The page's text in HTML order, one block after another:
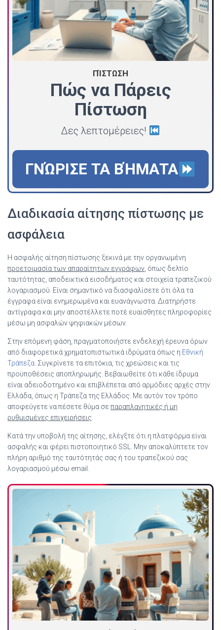
ΠΊΣΤΩΣΗ
Πώς να Πάρεις
Πίστωση
Δες λεπτομέρειες!
ΓΝΏΡΙΣΕ ΤΑ ΒΉΜΑΤΑ
Διαδικασία αίτησης πίστωσης με
ασφάλεια
Η ασφαλής αίτηση πίστωσης ξεκινά με την οργανωμένη
προετοιμασία των απαραίτητων εγγράφων, όπως δελτίο
ταυτότητας, αποδεικτικά εισοδήματος και στοιχεία τραπεζικού
λογαριασμού. Είναι σημαντικό να διασφαλίσετε ότι όλα τα
έγγραφα είναι ενημερωμένα και ευανάγνωστα. Διατηρήστε
αντίγραφα και μην αποστέλλετε ποτέ ευαίσθητες πληροφορίες
μέσω μη ασφαλών ψηφιακών μέσων.
Στην επόμενη φάση, πραγματοποιήστε ενδελεχή έρευνα όρων
από διαφορετικά χρηματοπιστωτικά ιδρύματα όπως η Εθνική
Τράπεζα. Συγκρίνετε τα επιτόκια, τις χρεώσεις και τις
προϋποθέσεις αποπληρωμής. Βεβαιωθείτε ότι κάθε ίδρυμα
είναι αδειοδοτημένο και επιβλέπεται από αρμόδιες αρχές στην
Ελλάδα, όπως η Τράπεζα της Ελλάδος. Με αυτόν τον τρόπο
αποφεύγετε να πέσετε θύμα σε παραπλανητικές ή μη
ρυθμισμένες επιχειρήσεις.
Κατά την υποβολή της αίτησης, ελέγξτε ότι η πλατφόρμα είναι
ασφαλής και φέρει πιστοποιητικό SSL. Μην αποκαλύπτετε τον
πλήρη αριθμό της ταυτότητάς σας ή του τραπεζικού σας
λογαριασμού μέσω email.